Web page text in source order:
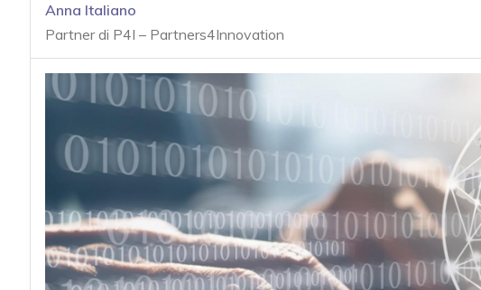
Anna Italiano
Partner di P4I – Partners4Innovation